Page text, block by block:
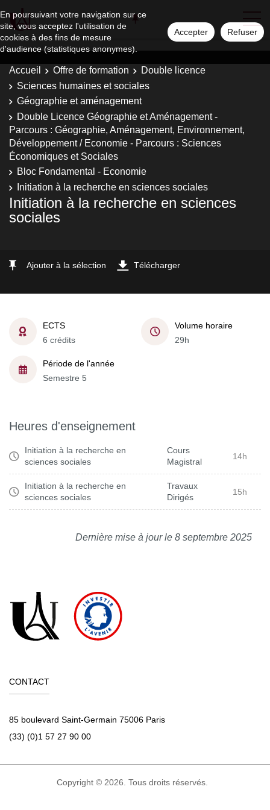
En poursuivant votre navigation sur ce
site, vous acceptez l'utilisation de
cookies à des fins de mesure
d'audience (statistiques anonymes).
Accepter Refuser
Accueil Offre de formation
Double licence
Sciences humaines et sociales
Géographie et aménagement
Double Licence Géographie et Aménagement -
Parcours : Géographie, Aménagement, Environnement,
Développement / Economie - Parcours : Sciences
Économiques et Sociales
Bloc Fondamental - Economie
Initiation à la recherche en sciences sociales
Initiation à la recherche en sciences
sociales
Ajouter à la sélection Télécharger
ECTS
6 crédits
Volume horaire
29h
Période de l'année
Semestre 5
Heures d'enseignement
Initiation à la recherche en
sciences sociales
Cours
Magistral
14h
Initiation à la recherche en
sciences sociales
Travaux
Dirigés
15h
Dernière mise à jour le 8 septembre 2025
CONTACT
85 boulevard Saint-Germain 75006 Paris
(33) (0)1 57 27 90 00
Copyright © 2026. Tous droits réservés.